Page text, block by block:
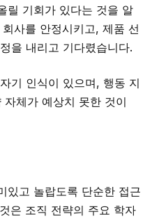
릴 기회가 있다는 것을 알
사를 안정시키고, 제품 선
을 내리고 기다렸습니다.
기 인식이 있으며, 행동 지
체가 예상치 못한 것이
있고 놀랍도록 단순한 접근
은 조직 전략의 주요 학자